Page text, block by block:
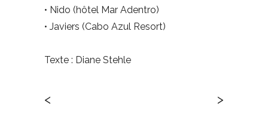
• Nido (hôtel Mar Adentro)
• Javiers (Cabo Azul Resort)
Texte : Diane Stehle
< >